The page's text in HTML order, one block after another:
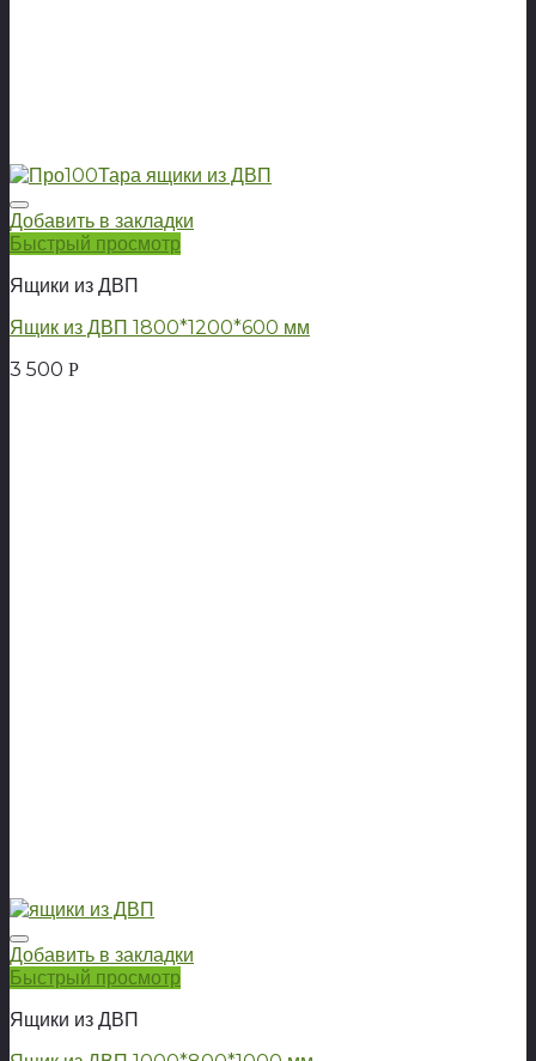
Добавить в закладки
Быстрый просмотр
Ящики из ДВП
Ящик из ДВП 1800*1200*600 мм
3 500 Р
Добавить в закладки
Быстрый просмотр
Ящики из ДВП